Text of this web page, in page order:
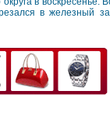
в железный